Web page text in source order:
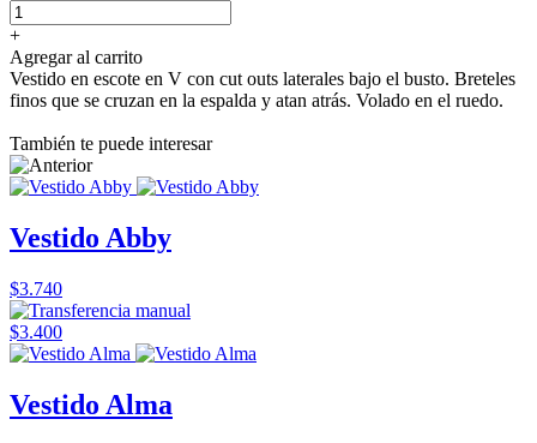
+
Agregar al carrito
Vestido en escote en V con cut outs laterales bajo el busto. Breteles
finos que se cruzan en la espalda y atan atrás. Volado en el ruedo.
También te puede interesar
Vestido Abby
$3.740
$3.400
Vestido Alma